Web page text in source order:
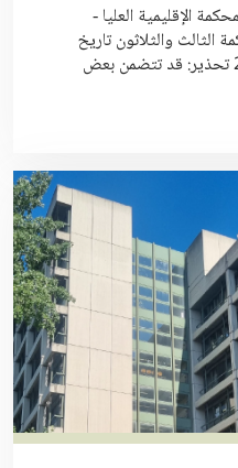
الإقليمية العليا -
الثالث والثلاثون تاريخ
الجلسة: 22 حزيران / يونيو 2026 تحذير: قد تتضمن بعض